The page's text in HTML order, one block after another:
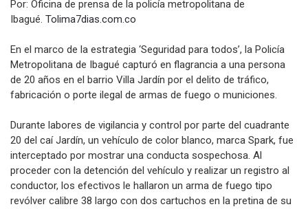
Por: Oficina de prensa de la policía metropolitana de
Ibagué. Tolima7dias.com.co
En el marco de la estrategia ‘Seguridad para todos’, la Policía
Metropolitana de Ibagué capturó en flagrancia a una persona
de 20 años en el barrio Villa Jardín por el delito de tráfico,
fabricación o porte ilegal de armas de fuego o municiones.
Durante labores de vigilancia y control por parte del cuadrante
20 del caí Jardín, un vehículo de color blanco, marca Spark, fue
interceptado por mostrar una conducta sospechosa. Al
proceder con la detención del vehículo y realizar un registro al
conductor, los efectivos le hallaron un arma de fuego tipo
revólver calibre 38 largo con dos cartuchos en la pretina de su